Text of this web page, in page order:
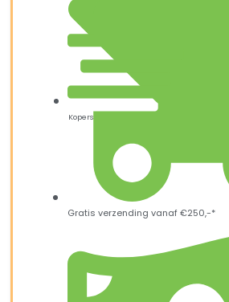
Kopersbescherming met Trusted Shops
Gratis verzending vanaf €250,-*